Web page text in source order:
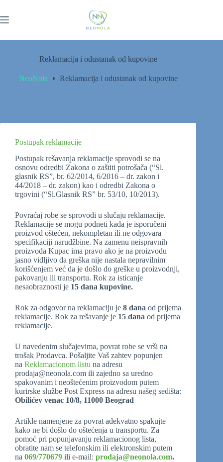
Reklamacija i odustanak od kupovine
NeoNola Reklamacija i odustanak od kupovine
Postupak reklamacije
Postupak rešavanja reklamacije sprovodi se na
osnovu odredbi Zakona o zaštiti potrošača (“Sl.
glasnik RS”, br. 62/2014, 6/2016 – dr. zakon i
44/2018 – dr. zakon) kao i odredbi Zakona o
trgovini (“Sl.Glasnik RS” br. 53/10, 10/2013).
Povraćaj robe se sprovodi u slučaju reklamacije.
Reklamacije se mogu podneti kada je isporučeni
proizvod oštećen, nekompletan ili ne odgovara
specifikaciji narudžbine. Na zamenu neispravnih
proizvoda Kupac ima pravo ako je na proizvodu
jasno vidljivo da greška nije nastala nepravilnim
korišćenjem već da je došlo do greške u proizvodnji,
pakovanju ili transportu. Rok za isticanje
nesaobraznosti je 15 dana kupovine.
Rok za odgovor na reklamaciju je 8 dana od prijema
reklamacije. Rok za rešavanje je 15 dana od prijema
reklamacije.
U navedenim slučajevima, povrat robe se vrši na
trošak Prodavca. Pošaljite Vaš zahtev popunjen
na Reklamacionom listu na adresu
prodaja@neonola.com ili zajedno sa uredno
spakovanim i neoštećenim proizvodom putem
kurirske službe Post Express na adresu našeg sedišta:
Obilićev venac 10/8, 11000 Beograd
Artikle namenjene za povrat adekvatno spakujte
kako ne bi došlo do oštećenja u transportu. Za
pomoć pri popunjavanju reklamacionog lista,
obratite nam se telefonskim ili elektronskim putem
na 069/770679 ili e-mail: prodaja@neonola.com.